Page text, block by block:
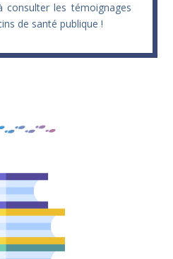
consulter les témoignages
de santé publique !